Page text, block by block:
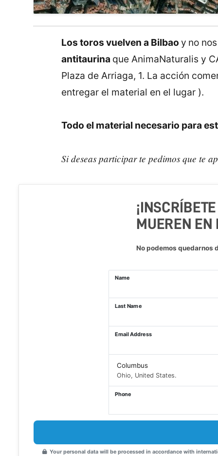
Los toros vuelven a Bilbao y no
antitaurina que AnimaNaturalis y
Plaza de Arriaga, 1. La acción
entregar el material en el lugar ).
Todo el material necesario para
Si deseas participar te pedimos que te
MUEREN EN
No podemos quedarnos
Name
Last Name
Email Address
Columbus
Ohio, United States.
Phone
Your personal data will be processed in accordance with